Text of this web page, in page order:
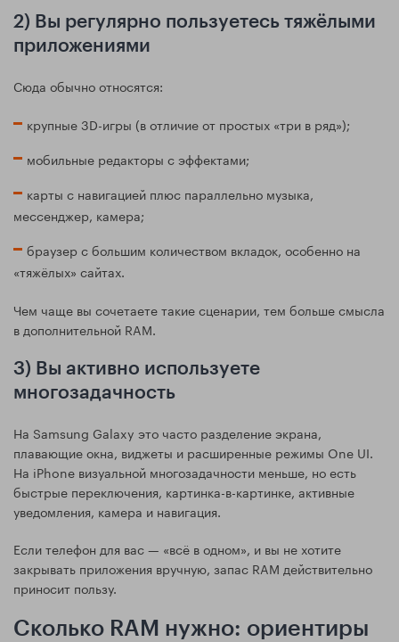
2) Вы регулярно пользуетесь тяжёлыми
приложениями
Сюда обычно относятся:
крупные 3D-игры (в отличие от простых «три в ряд»);
мобильные редакторы с эффектами;
карты с навигацией плюс параллельно музыка,
мессенджер, камера;
браузер с большим количеством вкладок, особенно на
«тяжёлых» сайтах.
Чем чаще вы сочетаете такие сценарии, тем больше смысла
в дополнительной RAM.
3) Вы активно используете
многозадачность
На Samsung Galaxy это часто разделение экрана,
плавающие окна, виджеты и расширенные режимы One UI.
На iPhone визуальной многозадачности меньше, но есть
быстрые переключения, картинка-в-картинке, активные
уведомления, камера и навигация.
Если телефон для вас — «всё в одном», и вы не хотите
закрывать приложения вручную, запас RAM действительно
приносит пользу.
Сколько RAM нужно: ориентиры